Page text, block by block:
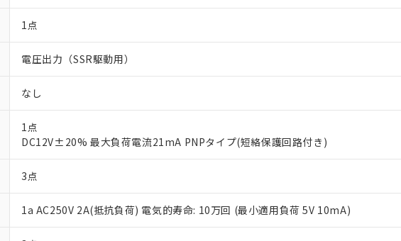
1点
電圧出力（SSR駆動用）
なし
1点
DC12V±20% 最大負荷電流21mA PNPタイプ(短絡保護回路付き)
3点
1a AC250V 2A(抵抗負荷) 電気的寿命: 10万回 (最小適用負荷 5V 10mA)
※1 対応状況
対応済み：EU RoHS指令（10物質）の非含有に対応した製品が提供可能な商品です